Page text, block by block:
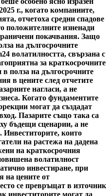
г., когато компаниите,
отчетоха средни спадове
положителните изненади
покачвания. Защо
на дългосрочните
волатилността, свързана с
за краткосрочните
полза на дългосрочните
в цените след отчетите
нагласи, а не
Когато фундаментите
могат да създадат
Пазарите също така са
бъдещи сценарии, а не
Инвеститорите, които
на растежа на дадена
на краткосрочния
волатилност
инвестиране, при
на цените от
се превръщат в източник